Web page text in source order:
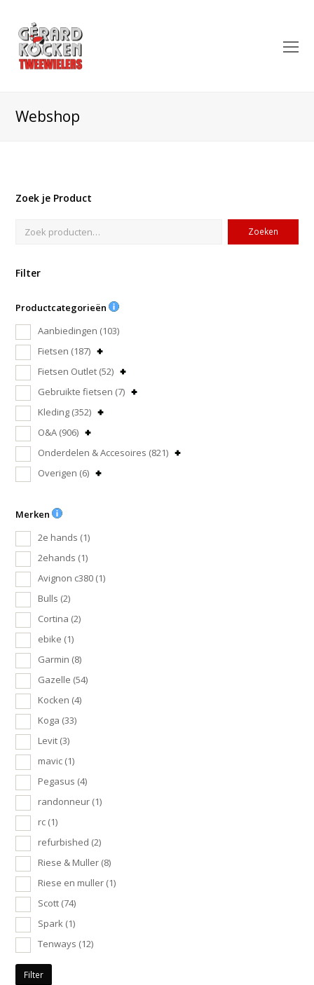
Webshop
Zoek je Product
Zoeken
Filter
Productcategorieën
Aanbiedingen (103)
Fietsen (187)
Fietsen Outlet (52)
Gebruikte fietsen (7)
Kleding (352)
O&A (906)
Onderdelen & Accesoires (821)
Overigen (6)
Merken
2e hands (1)
2ehands (1)
Avignon c380 (1)
Bulls (2)
Cortina (2)
ebike (1)
Garmin (8)
Gazelle (54)
Kocken (4)
Koga (33)
Levit (3)
mavic (1)
Pegasus (4)
randonneur (1)
rc (1)
refurbished (2)
Riese & Muller (8)
Riese en muller (1)
Scott (74)
Spark (1)
Tenways (12)
Filter